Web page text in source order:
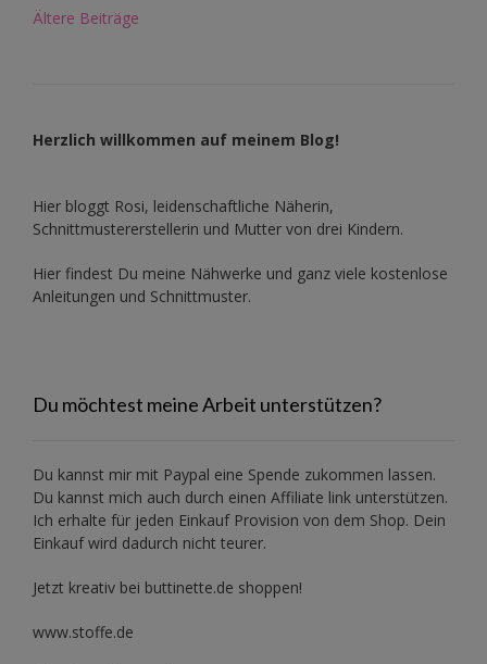
Beitragsnavigation
Ältere Beiträge
Herzlich willkommen auf meinem Blog!
Hier bloggt Rosi, leidenschaftliche Näherin,
Schnittmustererstellerin und Mutter von drei Kindern.
Hier findest Du meine Nähwerke und ganz viele kostenlose
Anleitungen und Schnittmuster.
Du möchtest meine Arbeit unterstützen?
Du kannst mir mit Paypal eine Spende zukommen lassen.
Du kannst mich auch durch einen Affiliate link unterstützen.
Ich erhalte für jeden Einkauf Provision von dem Shop. Dein
Einkauf wird dadurch nicht teurer.
Jetzt kreativ bei buttinette.de shoppen!
www.stoffe.de